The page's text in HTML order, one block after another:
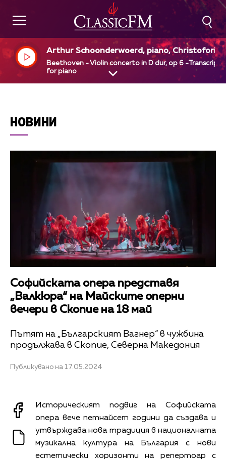
Arthur Schoonderwoerd, piano, Christofori -
rchestre sur instruments anciens
Beethoven - Violin concerto in D dur, op 6 -
for piano
НОВИНИ
Софийската опера представя
„Валкюра“ на Майските оперни
вечери в Скопие на 18 май
Пътят на „Българският Вагнер“ в чужбина
продължава в Скопие, Северна Македония
Публикувано на 17.05.2024
Историческият подвиг на Софийската
опера вече петнайсет години да създава и
утвърждава нова традиция в националната
музикална култура на България с нови
естетически хоризонти на репертоар с